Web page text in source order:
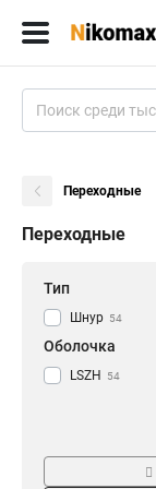
Переходные
Переходные
Тип
Шнур 54
Оболочка
LSZH 54
Стандарт